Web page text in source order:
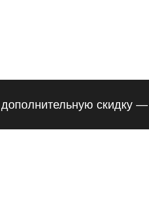
скидку — 10%